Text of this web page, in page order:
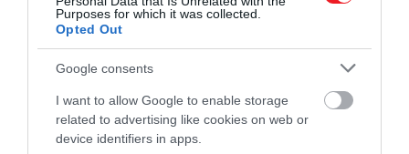
Purposes for which it was collected.
Opted Out
Google consents
I want to allow Google to enable storage
related to advertising like cookies on web or
device identifiers in apps.
megérkezett a legolcsóbb elektromos BYD
A német Tesla-eladások bezuhantak, de
miért?